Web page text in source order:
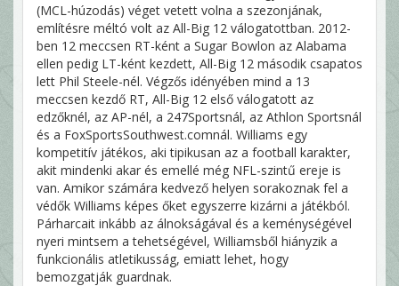
(MCL-húzodás) véget vetett volna a szezonjának,
említésre méltó volt az All-Big 12 válogatottban. 2012-
ben 12 meccsen RT-ként a Sugar Bowlon az Alabama
ellen pedig LT-ként kezdett, All-Big 12 második csapatos
lett Phil Steele-nél. Végzős idényében mind a 13
meccsen kezdő RT, All-Big 12 első válogatott az
edzőknél, az AP-nél, a 247Sportsnál, az Athlon Sportsnál
és a FoxSportsSouthwest.comnál. Williams egy
kompetitív játékos, aki tipikusan az a football karakter,
akit mindenki akar és emellé még NFL-szintű ereje is
van. Amikor számára kedvező helyen sorakoznak fel a
védők Williams képes őket egyszerre kizárni a játékból.
Párharcait inkább az álnokságával és a keménységével
nyeri mintsem a tehetségével, Williamsből hiányzik a
funkcionális atletikusság, emiatt lehet, hogy
bemozgatják guardnak.